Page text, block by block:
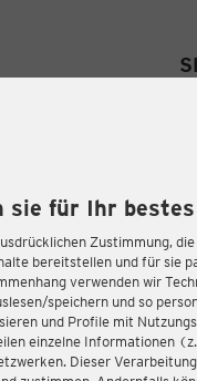
sie für Ihr
Zustimmung,
bereitstellen und für sie
verwenden wir
speichern und so
und Profile mit
einzelne Informationen
Dieser